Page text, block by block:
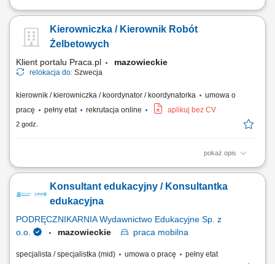
wykonywanie elementów zbrojeniowych: szkielety, siatki oraz
projektem; udział w realizacji inwestycji infrastrukturalnych (np. mosty,
tunele) współpraca z zespołem na placu budowy;
Kierowniczka / Kierownik Robót
Żelbetowych
Klient portalu Praca.pl mazowieckie
relokacja do: Szwecja
kierownik / kierowniczka / koordynator / koordynatorka
umowa o
pracę
pełny etat rekrutacja online aplikuj bez CV
2 godz.
pokaż opis
Kierowanie i nadzór nad pracami żelbetowymi na budowie zgodnie z
pracy zespołów wykonawczych oraz podwykonawców. Weryfikacja
dokumentacji technicznej oraz bieżące reagowanie na zmiany
Konsultant edukacyjny / Konsultantka
edukacyjna
PODRĘCZNIKARNIA Wydawnictwo Edukacyjne Sp. z
o.o.
mazowieckie praca mobilna
specjalista / specjalistka (mid) umowa o pracę pełny etat